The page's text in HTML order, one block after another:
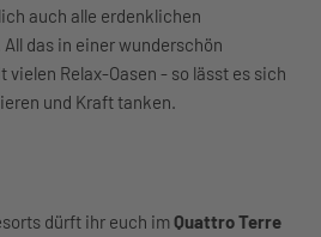
auch alle erdenklichen
das in einer wunderschön
Relax-Oasen - so lässt es sich
und Kraft tanken.
dürft ihr euch imQuattro Terre